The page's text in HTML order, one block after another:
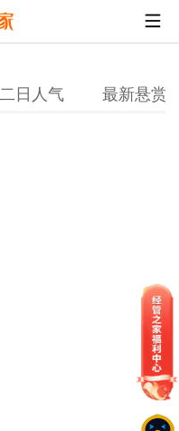
二日人气 最新悬赏